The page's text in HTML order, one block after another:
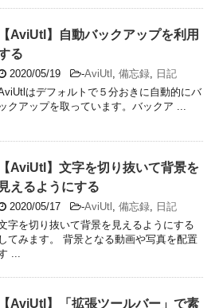
【AviUtl】自動バックアップを利用
る
2020/05/19 -AviUtl 備忘録
日記
はデフォルトで５分おきに自動的にバ
ックアップを取っています。バックア ...
【AviUtl】文字を切り抜いて背景を
見えるようにする
2020/05/17 -AviUtl 備忘録
日記
字を切り抜いて背景を見えるようにする
してみます。 背景となる動画や写真を配置
...
【AviUtl】「拡張ツールバー」で素